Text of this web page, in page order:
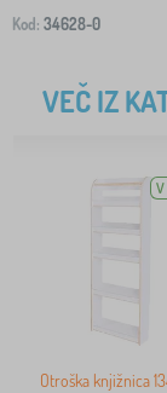
Kod: 34628-0
VEČ IZ
Otroška knjižnica